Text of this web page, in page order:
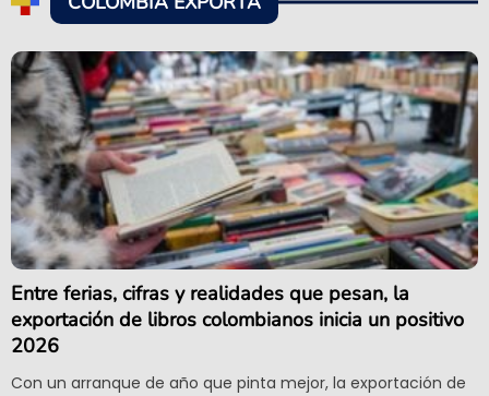
Entre ferias, cifras y realidades que pesan, la
exportación de libros colombianos inicia un positivo
2026
Con un arranque de año que pinta mejor, la exportación de